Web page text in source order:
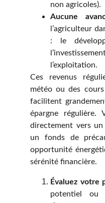
non agricoles).
Aucune
l’agriculteur
: le
l’exploitation.
Ces revenus
météo ou des
facilitent
épargne régulière.
directement vers
un fonds de
opportunité
sérénité financière.
Évaluez votre
potentiel ou